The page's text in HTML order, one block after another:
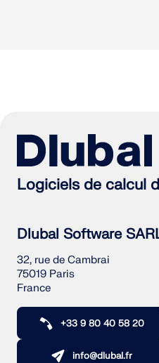
Logiciels de calcul
Dlubal Software
32, rue de Cambrai
75019 Paris
France
+33 9 80 40 58 20
info@dlubal.fr